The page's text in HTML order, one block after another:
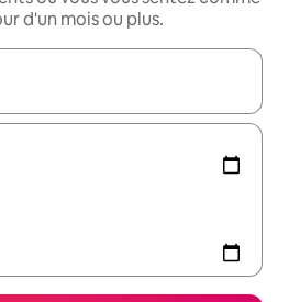
d'un mois ou plus.
utilisez les flèches vers le